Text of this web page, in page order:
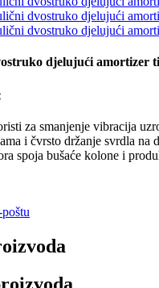
djelujući amortizer
za smanjenje vibracija
i čvrsto držanje svrdla na
spoja bušaće kolone i